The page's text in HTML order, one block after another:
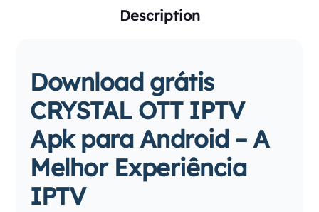
Description
Download grátis
CRYSTAL OTT IPTV
Apk para Android – A
Melhor Experiência
IPTV